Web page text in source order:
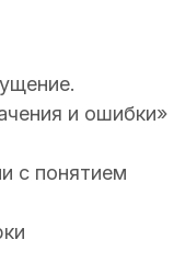
и ошибки»
с понятием